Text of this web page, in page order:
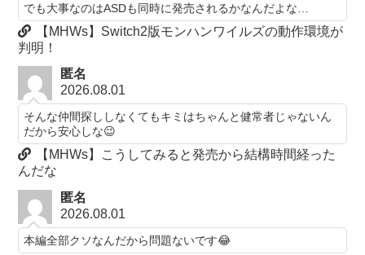
でも大事なのはASDも同時に発売されるかなんだよな…
【MHWs】Switch2版モンハンワイルズの動作環境が
判明！
匿名
2026.08.01
そんな仲間探ししなくてもキミはちゃんと健常者じゃないん
だから安心しな😉
【MHWs】こうしてみると発売から結構時間経った
んだな
匿名
2026.08.01
本編全部クソなんだから問題ないです😂